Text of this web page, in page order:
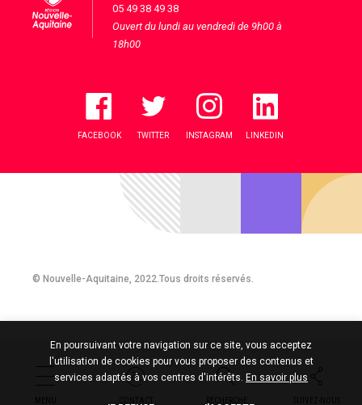
05 49 38 49 38
Ouvert du lundi au vendredi de 9h00 à
18h00
FACEBOOK TWITTER INSTAGRAM LINKEDIN
© Nouvelle-Aquitaine, 2022.Tous droits réservés.
En poursuivant votre navigation sur ce site, vous acceptez
l'utilisation de cookies pour vous proposer des contenus et
services adaptés à vos centres d'intérêts. En savoir plus